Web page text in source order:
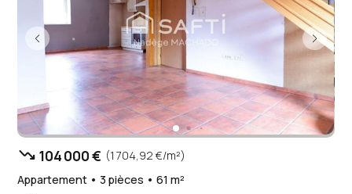
trending_down 104 000 € (1 704,92 €/m²)
Appartement • 3 pièces • 61 m²